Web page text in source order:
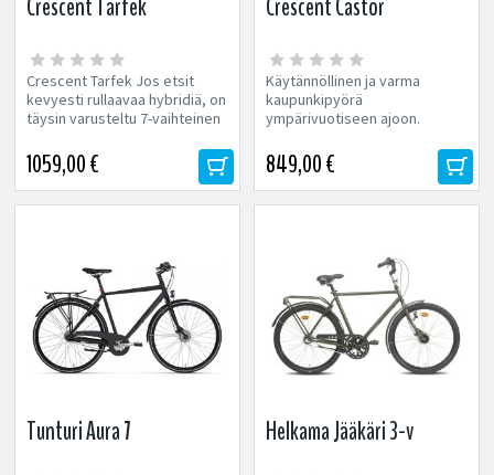
Crescent Tarfek
Crescent Tarfek Jos etsit
kevyesti rullaavaa hybridiä, on
täysin varusteltu 7-vaihteinen
1059,00 €
Crescent Castor
Käytännöllinen ja varma
kaupunkipyörä
ympärivuotiseen ajoon.
Seisontajalka Tavarateline
Kiinteä...
849,00 €
Tunturi Aura 7 Helkama Jääkäri 3-v